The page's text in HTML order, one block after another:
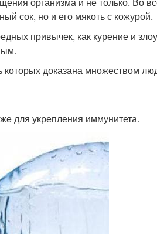
сок, но и его мякоть с кожурой.
привычек, как курение и
которых доказана множеством
для укрепления иммунитета.